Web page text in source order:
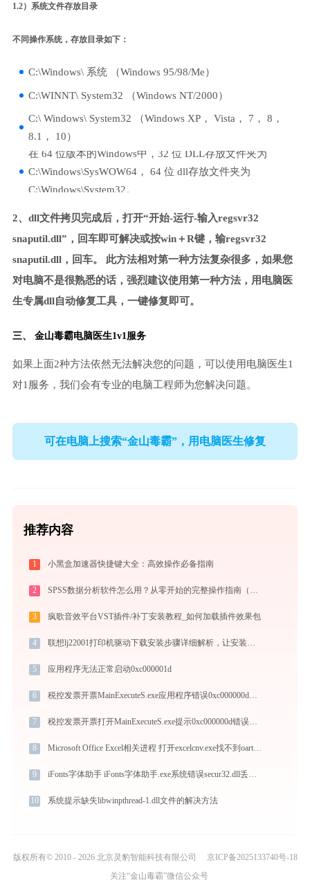
1.2）系统文件存放目录
不同操作系统，存放目录如下：
C:\Windows\ 系统 （Windows 95/98/Me）
C:\WINNT\ System32 （Windows NT/2000）
C:\ Windows\ System32 （Windows XP， Vista， 7， 8，
8.1， 10）
在 64 位版本的Windows中，32 位 DLL存放文件夹为
C:\Windows\SysWOW64， 64 位 dll存放文件夹为
C:\Windows\System32。
2、dll文件拷贝完成后，打开“开始-运行-输入regsvr32
snaputil.dll”，回车即可解决或按win＋R键，输regsvr32
snaputil.dll，回车。 此方法相对第一种方法复杂很多，如果您
对电脑不是很熟悉的话，强烈建议使用第一种方法，用电脑医
生专属dll自动修复工具，一键修复即可。
三、 金山毒霸电脑医生1v1服务
如果上面2种方法依然无法解决您的问题，可以使用电脑医生1
对1服务，我们会有专业的电脑工程师为您解决问题。
可在电脑上搜索“金山毒霸”，用电脑医生修复
推荐内容
1 小黑盒加速器快捷键大全：高效操作必备指南
2 SPSS数据分析软件怎么用？从零开始的完整操作指南（附实战案例）
3 疯歌音效平台VST插件/补丁安装教程_如何加载插件效果包
4 联想lj22001打印机驱动下载安装步骤详细解析，让安装更简单
5 应用程序无法正常启动0xc000001d
6 税控发票开票MainExecuteS.exe应用程序错误0xc000000d解决方法
7 税控发票开票打开MainExecuteS.exe提示0xc000000d错误码怎么办
8 Microsoft Office Excel相关进程 打开excelcnv.exe找不到oart.dll怎么办
9 iFonts字体助手 iFonts字体助手.exe系统错误secur32.dll丢失如何解决
10 系统提示缺失libwinpthread-1.dll文件的解决方法
版权所有© 2010 - 2026 北京灵豹智能科技有限公司
京ICP备2025133740号-18
关注“金山毒霸”微信公众号